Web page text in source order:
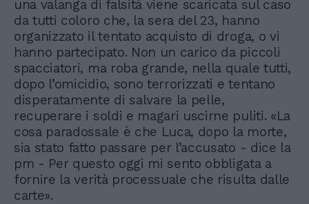
una valanga di falsità viene scaricata sul caso
da tutti coloro che, la sera del 23, hanno
organizzato il tentato acquisto di droga, o vi
hanno partecipato. Non un carico da piccoli
spacciatori, ma roba grande, nella quale tutti,
dopo l’omicidio, sono terrorizzati e tentano
disperatamente di salvare la pelle,
recuperare i soldi e magari uscirne puliti. «La
cosa paradossale è che Luca, dopo la morte,
sia stato fatto passare per l’accusato - dice la
pm - Per questo oggi mi sento obbligata a
fornire la verità processuale che risulta dalle
carte».